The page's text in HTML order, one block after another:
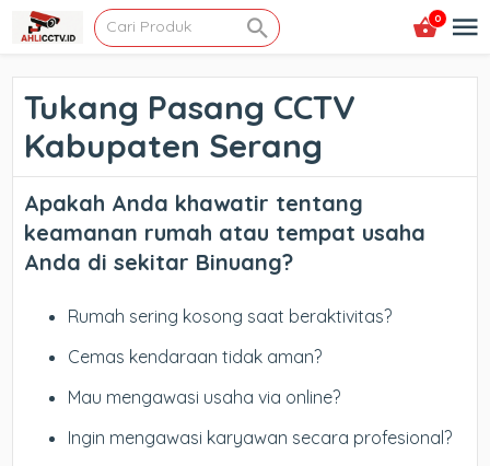
0
Tukang Pasang CCTV
Kabupaten Serang
Apakah Anda khawatir tentang
keamanan rumah atau tempat usaha
Anda di sekitar Binuang?
Rumah sering kosong saat beraktivitas?
Cemas kendaraan tidak aman?
Mau mengawasi usaha via online?
Ingin mengawasi karyawan secara profesional?